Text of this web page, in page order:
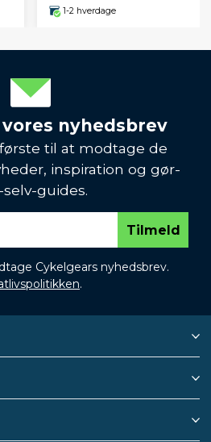
1-2 hverdage
nyhedsbrev
til at modtage de
inspiration og gør-
guides.
Tilmeld
Cykelgears nyhedsbrev.
.